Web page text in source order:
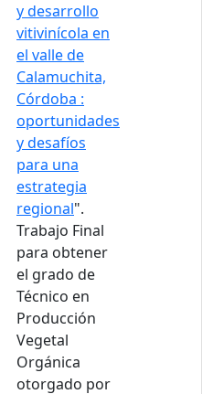
y desarrollo
vitivinícola en
el valle de
Calamuchita,
Córdoba :
oportunidades
y desafíos
para una
estrategia
regional".
Trabajo Final
para obtener
el grado de
Técnico en
Producción
Vegetal
Orgánica
otorgado por